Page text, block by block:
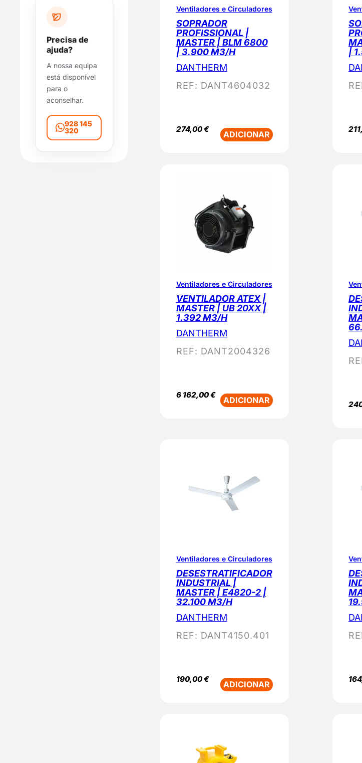
d
d
Precisa de
ajuda?
A nossa equipa
está disponível
para o
aconselhar.
928 145
320
Ventiladores e Circuladores
SOPRADOR
PROFISSIONAL |
MASTER | BLM 6800
| 3.900 M3/H
DANTHERM
REF: DANT4604032
274,00€
ADICIONAR
|
Ventiladores e Circuladores
VENTILADOR ATEX |
MASTER | UB 20XX |
1.392 M3/H
DANTHERM
REF: DANT2004326
6 162,00€
ADICIONAR
Ventiladores e Circuladores
DESESTRATIFICADOR
INDUSTRIAL |
MASTER | E4820-2 |
32.100 M3/H
DANTHERM
REF: DANT4150.401
190,00€
ADICIONAR